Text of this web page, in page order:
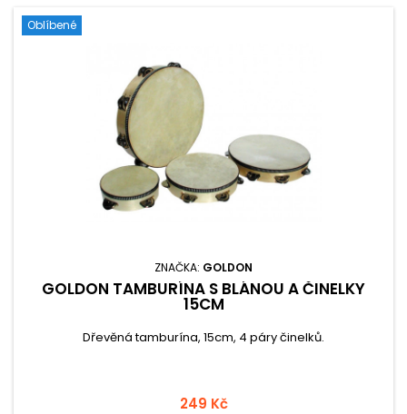
Oblíbené
ZNAČKA: GOLDON
GOLDON TAMBURÍNA S BLÁNOU A ČINELKY
15CM
Dřevěná tamburína, 15cm, 4 páry činelků.
249 Kč